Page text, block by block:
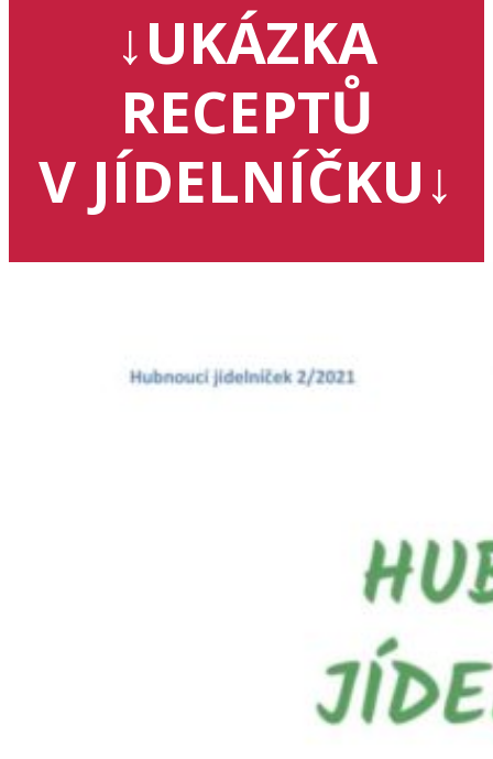
↓UKÁZKA
RECEPTŮ
V JÍDELNÍČKU↓